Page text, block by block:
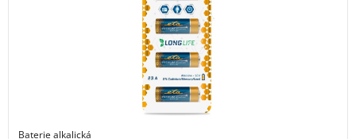
Baterie alkalická